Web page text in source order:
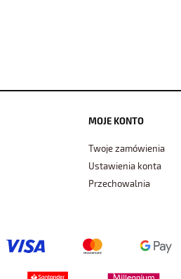
MOJE KONTO
Twoje zamówienia
Ustawienia konta
Przechowalnia